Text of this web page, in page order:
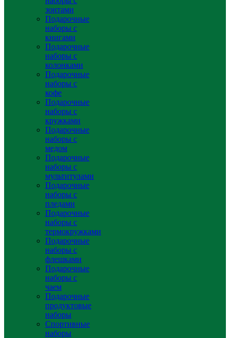
зонтами
Подарочные
наборы с
книгами
Подарочные
наборы с
колонками
Подарочные
наборы с
кофе
Подарочные
наборы с
кружками
Подарочные
наборы с
медом
Подарочные
наборы с
мультитулами
Подарочные
наборы с
пледами
Подарочные
наборы с
термокружками
Подарочные
наборы с
флешками
Подарочные
наборы с
чаем
Подарочные
продуктовые
наборы
Спортивные
наборы